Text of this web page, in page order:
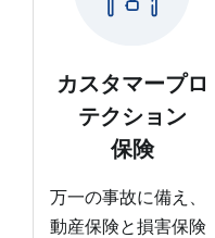
カスタマープロ
テクション
保険
万一の事故に備え、
動産保険と損害保険